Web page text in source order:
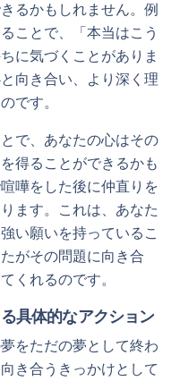
るかもしれません。例
ことで、「本当はこう
に気づくことがありま
向き合い、より深く理
です。
で、あなたの心はその
得ることができるかも
嘩をした後に仲直りを
ます。これは、あなた
い願いを持っているこ
がその問題に向き合
くれるのです。
具体的なアクション
をただの夢として終わ
き合うきっかけとして